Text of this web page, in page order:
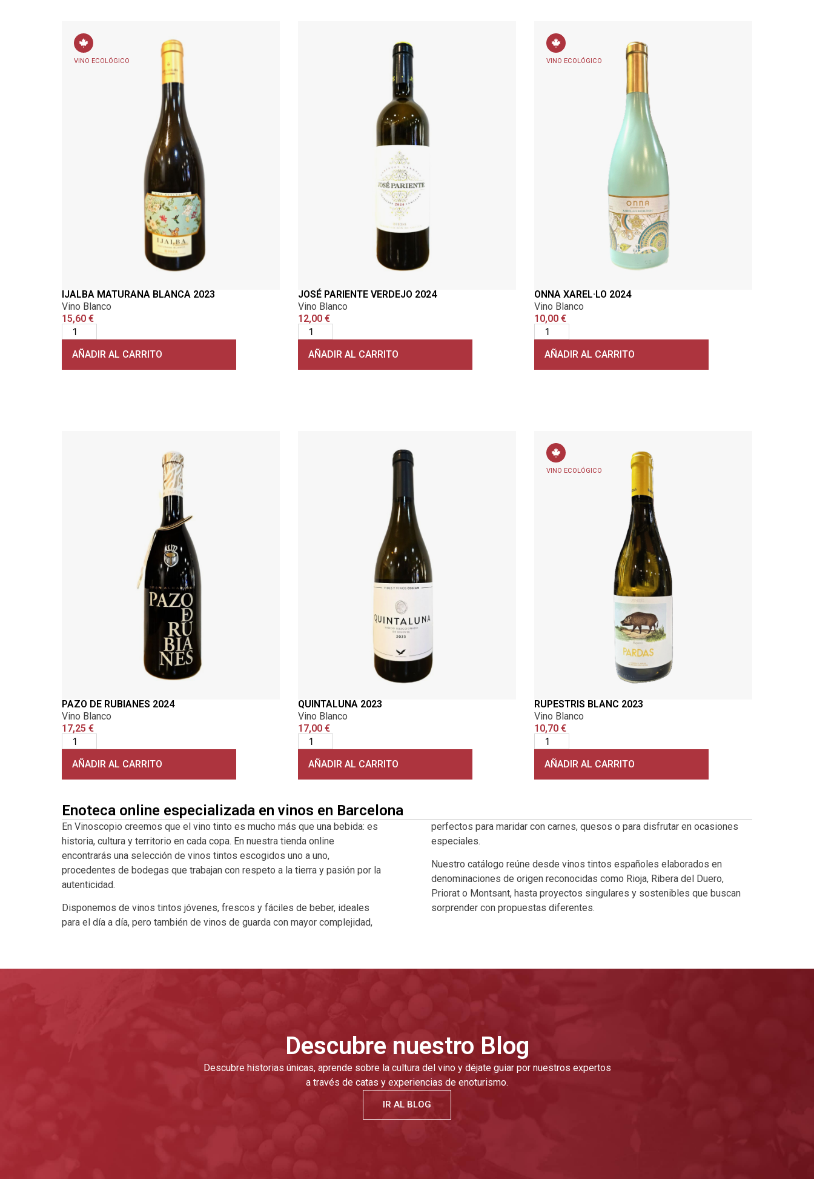
VINO ECOLÓGICO
IJALBA MATURANA BLANCA 2023
Vino Blanco
15,60 €
AÑADIR AL CARRITO
JOSÉ PARIENTE VERDEJO 2024
Vino Blanco
12,00 €
AÑADIR AL CARRITO
VINO ECOLÓGICO
ONNA XAREL·LO 2024
Vino Blanco
10,00 €
AÑADIR AL CARRITO
PAZO DE RUBIANES 2024
Vino Blanco
17,25 €
AÑADIR AL CARRITO
QUINTALUNA 2023
Vino Blanco
17,00 €
AÑADIR AL CARRITO
VINO ECOLÓGICO
RUPESTRIS BLANC 2023
Vino Blanco
10,70 €
AÑADIR AL CARRITO
Enoteca online especializada en vinos en Barcelona
En Vinoscopio creemos que el vino tinto es mucho más que una bebida: es
historia, cultura y territorio en cada copa. En nuestra tienda online
encontrarás una selección de vinos tintos escogidos uno a uno,
procedentes de bodegas que trabajan con respeto a la tierra y pasión por la
autenticidad.
Disponemos de vinos tintos jóvenes, frescos y fáciles de beber, ideales
para el día a día, pero también de vinos de guarda con mayor complejidad,
perfectos para maridar con carnes, quesos o para disfrutar en ocasiones
especiales.
Nuestro catálogo reúne desde vinos tintos españoles elaborados en
denominaciones de origen reconocidas como Rioja, Ribera del Duero,
Priorat o Montsant, hasta proyectos singulares y sostenibles que buscan
sorprender con propuestas diferentes.
Descubre nuestro Blog
Descubre historias únicas, aprende sobre la cultura del vino y déjate guiar por nuestros expertos
a través de catas y experiencias de enoturismo.
IR AL BLOG